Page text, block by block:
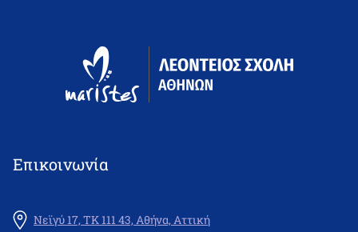
Επικοινωνία
Νεϊγύ 17, ΤΚ 111 43, Αθήνα, Αττική